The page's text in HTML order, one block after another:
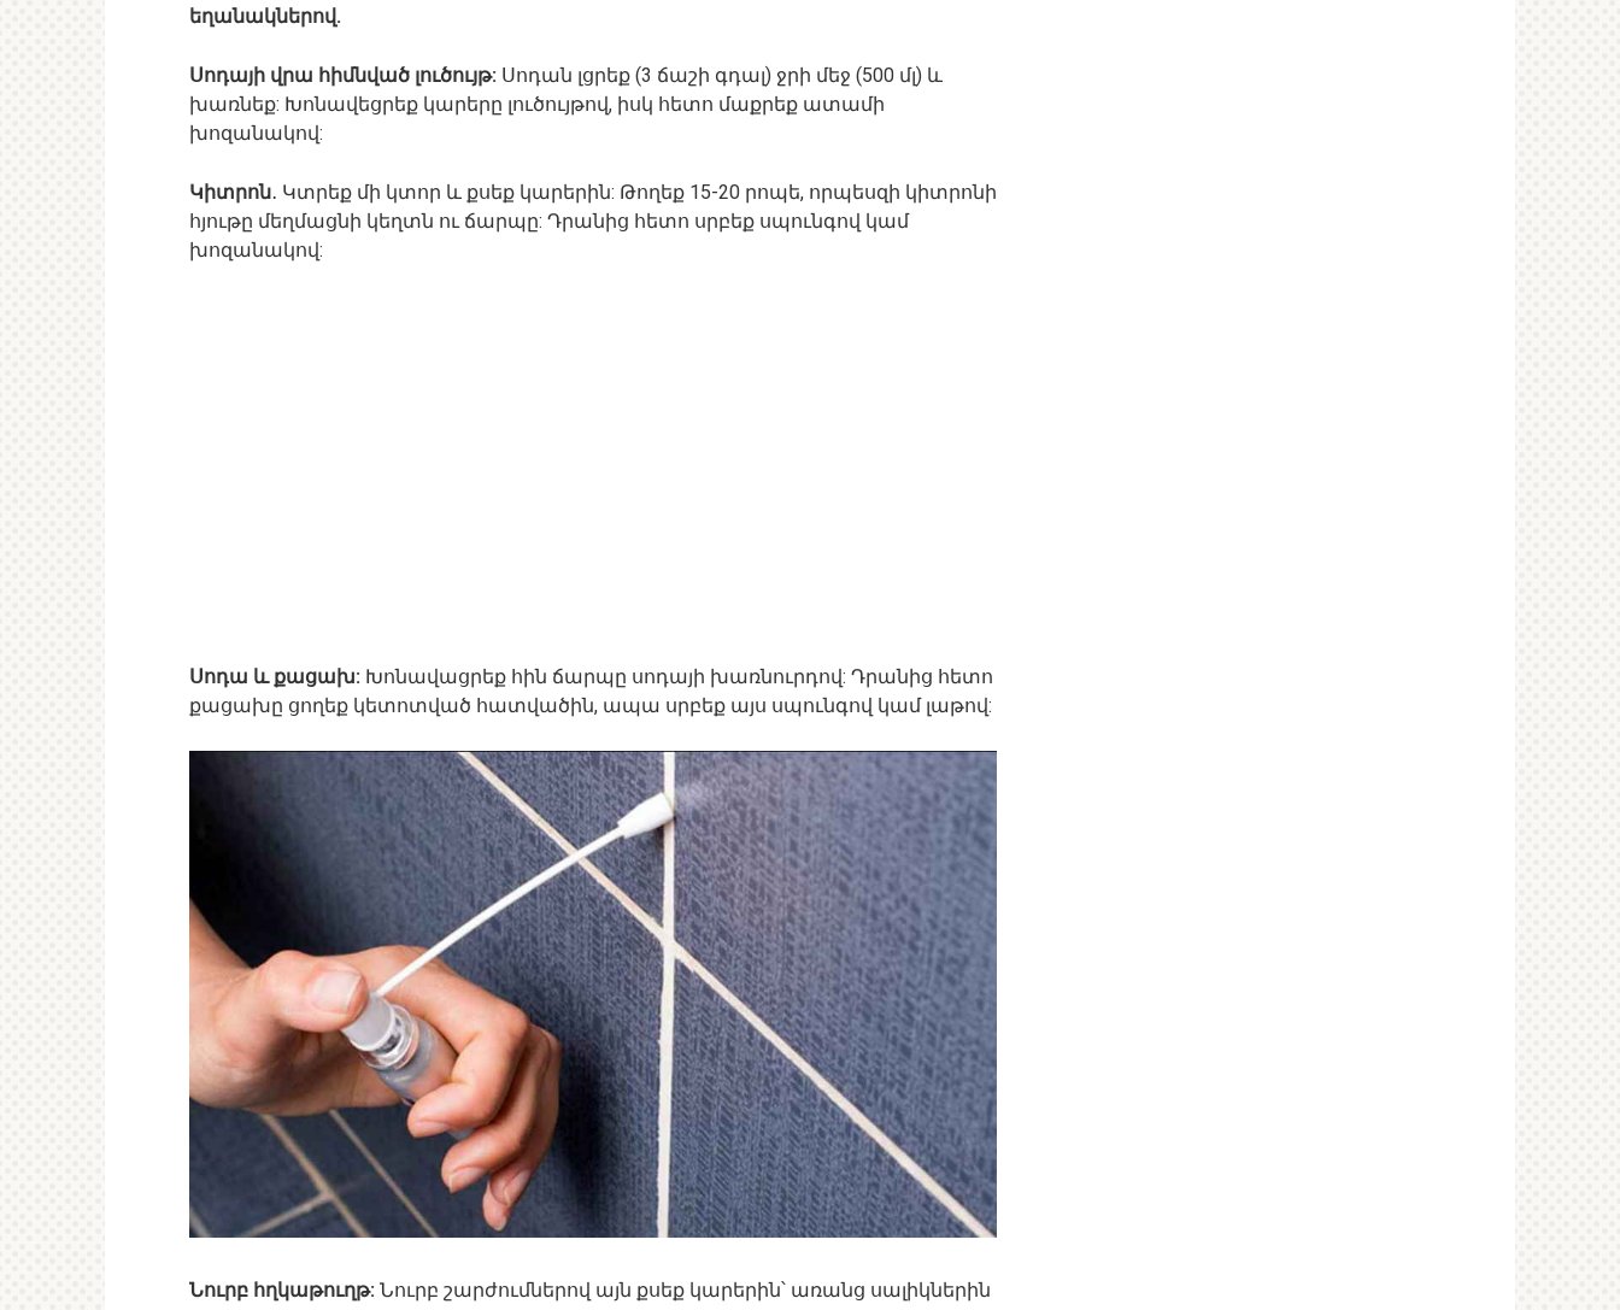
եղանակներով.
Սոդայի վրա հիմնված լուծույթ: Սոդան լցրեք (3 ճաշի գդալ) ջրի մեջ (500 մլ) և
խառնեք: Խոնավեցրեք կարերը լուծույթով, իսկ հետո մաքրեք ատամի
խոզանակով:
Կիտրոն․ Կտրեք մի կտոր և քսեք կարերին: Թողեք 15-20 րոպե, որպեսզի կիտրոնի
հյութը մեղմացնի կեղտն ու ճարպը: Դրանից հետո սրբեք սպունգով կամ
խոզանակով:
Սոդա և քացախ: Խոնավացրեք հին ճարպը սոդայի խառնուրդով: Դրանից հետո
քացախը ցողեք կետոտված հատվածին, ապա սրբեք այս սպունգով կամ լաթով:
Նուրբ հղկաթուղթ: Նուրբ շարժումներով այն քսեք կարերին՝ առանց սալիկներին